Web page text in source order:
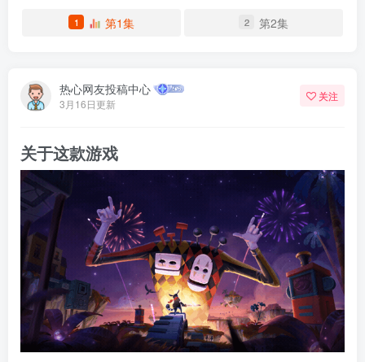
1 第1集 2 第2集
热心网友投稿中心
3月16日更新
关注
关于这款游戏